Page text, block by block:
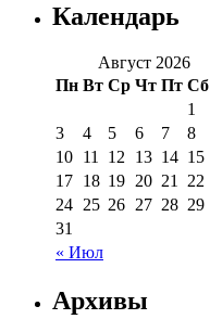
Календарь
Август 2026
Пн Вт Ср Чт Пт Сб
« Июл
1
3
4 5 6 7 8
10 11 12 13 14 15
17 18 19 20 21 22
24 25 26 27 28 29
31
Архивы